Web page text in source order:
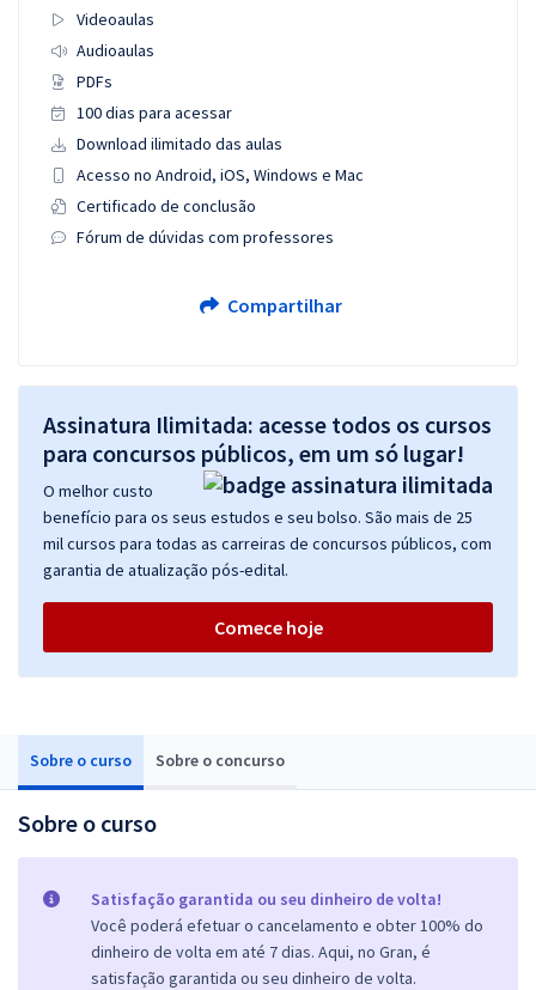
Sobre o curso Sobre o concurso
Sobre o curso
Satisfação garantida ou seu dinheiro de volta!
Você poderá efetuar o cancelamento e obter 100% do
dinheiro de volta em até 7 dias. Aqui, no Gran, é
satisfação garantida ou seu dinheiro de volta.
Videoaulas
Audioaulas
PDFs
100 dias para acessar
Download ilimitado das aulas
Acesso no Android, iOS, Windows e Mac
Certificado de conclusão
Fórum de dúvidas com professores
Compartilhar
Assinatura Ilimitada: acesse todos os cursos
para concursos públicos, em um só lugar!
O melhor custo
benefício para os seus estudos e seu bolso. São mais de 25
mil cursos para todas as carreiras de concursos públicos, com
garantia de atualização pós-edital.
Comece hoje